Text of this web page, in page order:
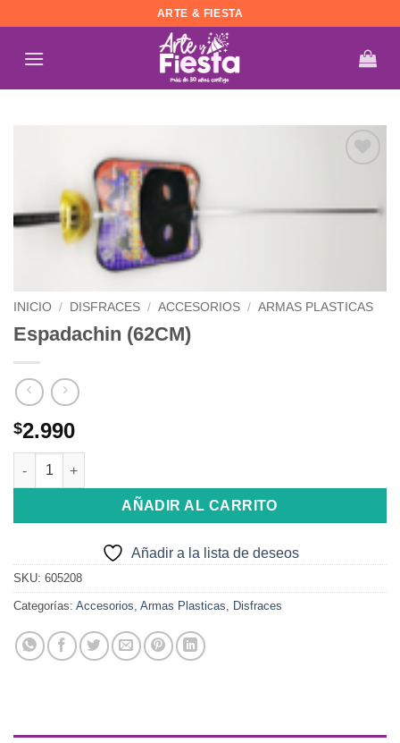
contenido
ARTE & FIESTA
lista de
INICIO / DISFRACES / ACCESORIOS / ARMAS PLASTICAS
Espadachin (62CM)
$2.990
Espadachin (62CM) cantidad
AÑADIR AL CARRITO
Añadir a la lista de deseos
SKU: 605208
Categorías: Accesorios, Armas Plasticas, Disfraces